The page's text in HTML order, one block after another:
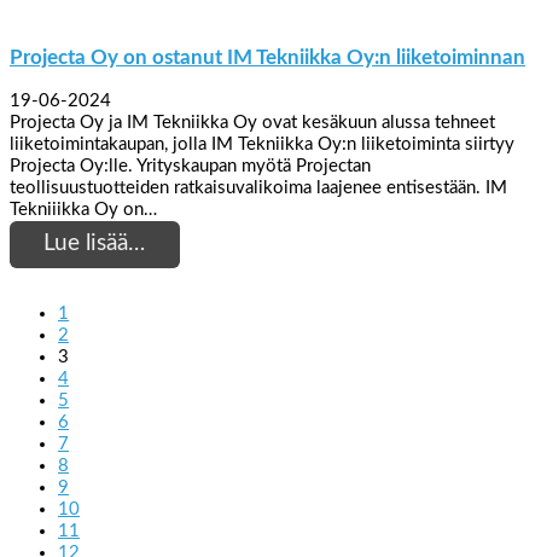
Projecta Oy on ostanut IM Tekniikka Oy:n liiketoiminnan
19-06-2024
Projecta Oy ja IM Tekniikka Oy ovat kesäkuun alussa tehneet
liiketoimintakaupan, jolla IM Tekniikka Oy:n liiketoiminta siirtyy
Projecta Oy:lle. Yrityskaupan myötä Projectan
teollisuustuotteiden ratkaisuvalikoima laajenee entisestään. IM
Tekniiikka Oy on…
Lue lisää…
1
2
3
4
5
6
7
8
9
10
11
12